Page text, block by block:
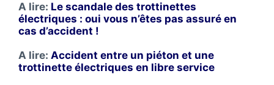
A lire: Le scandale des trottinettes
électriques : oui vous n’êtes pas assuré en
cas d’accident !
A lire: Accident entre un piéton et une
trottinette électriques en libre service